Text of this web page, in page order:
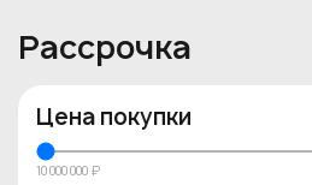
Рассрочка
Цена покупки
10 000 000 ₽